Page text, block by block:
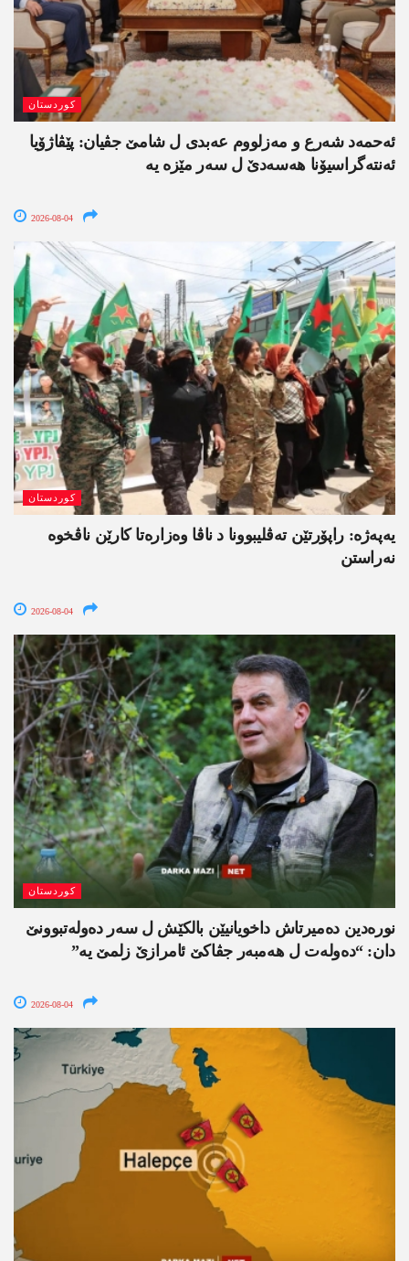
کوردستان
ئەحمەد شەرع و مەزلووم عەبدی ل شامێ جڤیان: پێڤاژۆیا
ئەنتەگراسیۆنا ھەسەدێ ل سەر مێزە یە
2026-08-04
کوردستان
یەپەژە: راپۆرتێن تەڤلیبوونا د ناڤا وەزارەتا کارێن ناڤخوە
نەراستن
2026-08-04
کوردستان
نورەدین دەمیرتاش داخویانیێن بالکێش ل سەر دەولەتبوونێ
دان: “دەولەت ل ھەمبەر جڤاکێ ئامرازێ زلمێ یە”
2026-08-04